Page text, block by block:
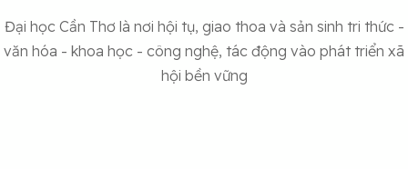
Đại học Cần Thơ là nơi hội tụ, giao thoa và sản sinh tri thức -
văn hóa - khoa học - công nghệ, tác động vào phát triển xã
hội bền vững